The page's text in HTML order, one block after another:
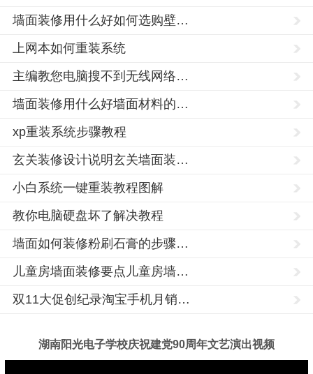
墙面装修用什么好如何选购壁…
上网本如何重装系统
主编教您电脑搜不到无线网络…
墙面装修用什么好墙面材料的…
xp重装系统步骤教程
玄关装修设计说明玄关墙面装…
小白系统一键重装教程图解
教你电脑硬盘坏了解决教程
墙面如何装修粉刷石膏的步骤…
儿童房墙面装修要点儿童房墙…
双11大促创纪录淘宝手机月销…
湖南阳光电子学校庆祝建党90周年文艺演出视频
市,